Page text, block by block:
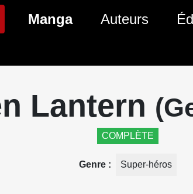
courante)
Comics
Manga
Genres Manga
Auteurs
Lantern
COMPLÈTE
Genre Super-héros